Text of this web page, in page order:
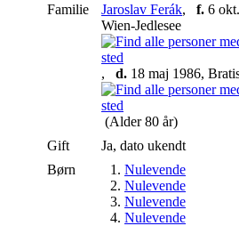
Familie Jaroslav Ferák, f. 6
Wien-Jedlesee
, d. 18 maj 1986,
(Alder 80 år)
Gift
Ja, dato ukendt
Børn
1. Nulevende
2. Nulevende
3. Nulevende
4. Nulevende